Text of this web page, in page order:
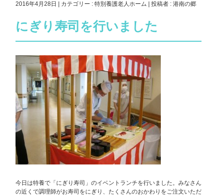
2016年4月28日 カテゴリー : 特別養護老人ホーム 投稿者 : 港南の郷
にぎり寿司を行いました
今日は特養で「にぎり寿司」のイベントランチを行いました。みなさん
の近くで調理師がお寿司をにぎり、たくさんのおかわりをご注文いただ